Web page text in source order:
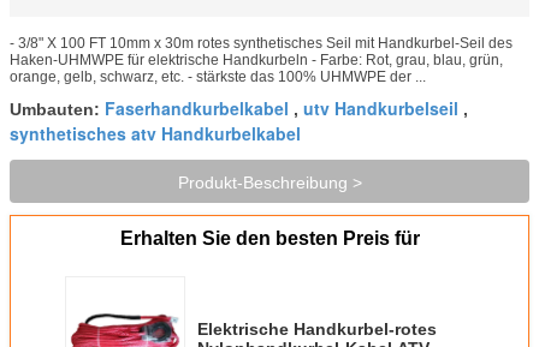
- 3/8" X 100 FT 10mm x 30m rotes synthetisches Seil mit Handkurbel-Seil des
Haken-UHMWPE für elektrische Handkurbeln - Farbe: Rot, grau, blau, grün,
orange, gelb, schwarz, etc. - stärkste das 100% UHMWPE der ...
Umbauten: Faserhandkurbelkabel , utv Handkurbelseil ,
synthetisches atv Handkurbelkabel
Produkt-Beschreibung >
Erhalten Sie den besten Preis für
Elektrische Handkurbel-rotes